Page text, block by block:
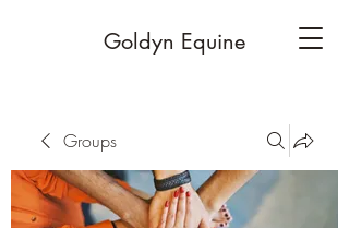
Goldyn Equine
Groups